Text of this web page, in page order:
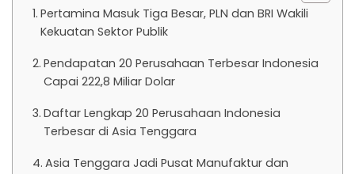
Pertamina Masuk Tiga Besar, PLN dan BRI Wakili
Kekuatan Sektor Publik
Pendapatan 20 Perusahaan Terbesar Indonesia
Capai 222,8 Miliar Dolar
Daftar Lengkap 20 Perusahaan Indonesia
Terbesar di Asia Tenggara
Asia Tenggara Jadi Pusat Manufaktur dan